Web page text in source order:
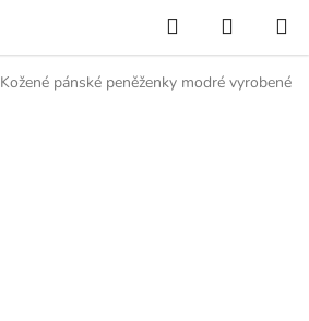
Hledat
KOŠÍK
Kožené pánské peněženky modré vyrobené